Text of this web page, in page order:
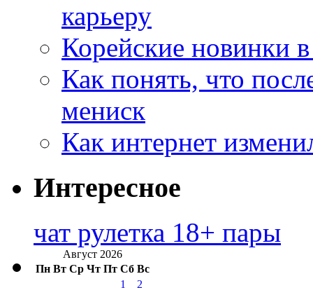
карьеру
Корейские новинки
Как понять, что
мениск
Как интернет
Интересное
чат рулетка 18+ пары
Август 2026
Пн Вт Ср Чт Пт Сб Вс
1
2